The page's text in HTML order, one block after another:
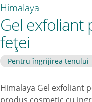
Himalaya
Gel exfoliant
feţei
Pentru îngrijirea tenului
Himalaya Gel exfoliant